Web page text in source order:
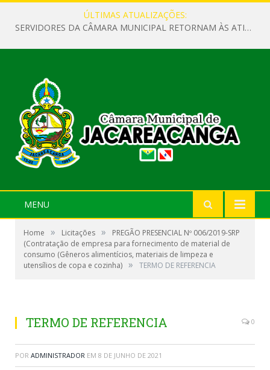
ÚLTIMAS ATUALIZAÇÕES:
SERVIDORES DA CÂMARA MUNICIPAL RETORNAM ÀS ATIVIDADES APÓS O RECESSO PARLAMENTAR
MENU
Home » Licitações »
PREGÃO PRESENCIAL Nº 006/2019-SRP
(Contratação de empresa para fornecimento de material de
consumo (Gêneros alimentícios, materiais de limpeza e
utensílios de copa e cozinha) » TERMO DE REFERENCIA
TERMO DE REFERENCIA 0
POR ADMINISTRADOR EM 8 DE JUNHO DE 2021